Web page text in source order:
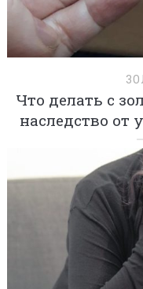
Что делать с
наследство от